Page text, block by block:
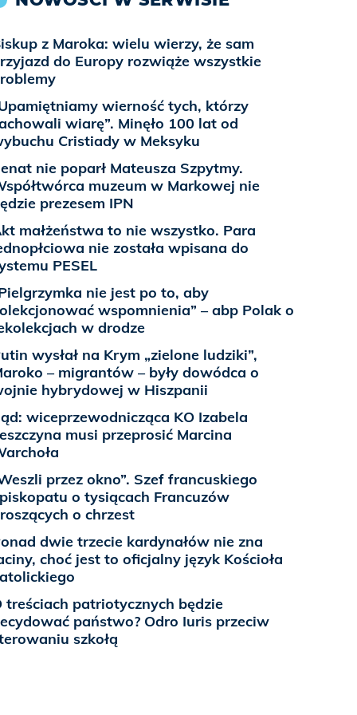
z Maroka: wielu wierzy, że sam
do Europy rozwiąże wszystkie
wierność tych, którzy
wiarę”. Minęło 100 lat od
Cristiady w Meksyku
nie poparł Mateusza Szpytmy.
muzeum w Markowej nie
prezesem IPN
małżeństwa to nie wszystko. Para
nie została wpisana do
PESEL
nie jest po to, aby
wspomnienia” – abp Polak o
w drodze
wysłał na Krym „zielone ludziki”,
– migrantów – były dowódca o
hybrydowej w Hiszpanii
wiceprzewodnicząca KO Izabela
musi przeprosić Marcina
przez okno”. Szef francuskiego
o tysiącach Francuzów
o chrzest
dwie trzecie kardynałów nie zna
choć jest to oficjalny język Kościoła
treściach patriotycznych będzie
państwo? Odro Iuris przeciw
szkołą